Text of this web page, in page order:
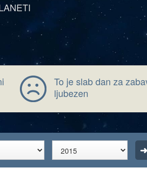
To je slab dan za
ljubezen